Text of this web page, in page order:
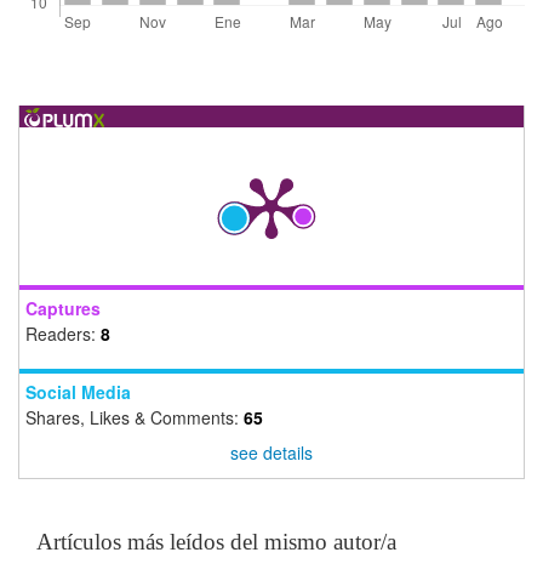
Captures
Readers: 8
Social Media
Shares, Likes & Comments: 65
see details
Artículos más leídos del mismo autor/a